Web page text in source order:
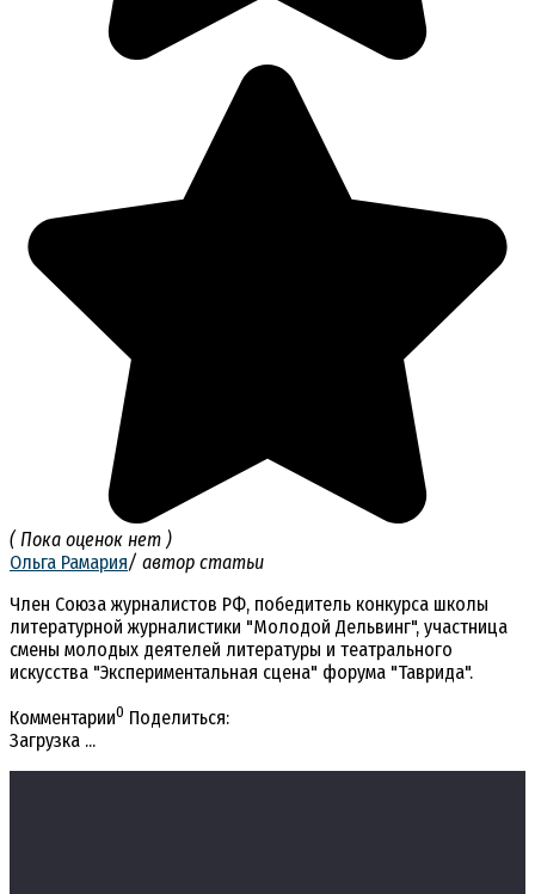
( Пока оценок нет )
Ольга Рамария/ автор статьи
Член Союза журналистов РФ, победитель конкурса школы
литературной журналистики "Молодой Дельвинг", участница
смены молодых деятелей литературы и театрального
искусства "Экспериментальная сцена" форума "Таврида".
Комментарии0 Поделиться:
Загрузка ...